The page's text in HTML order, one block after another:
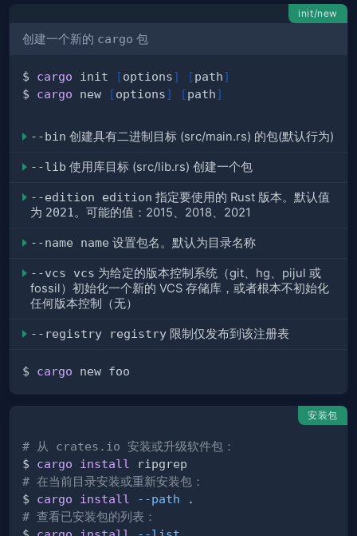
init/new
创建一个新的 cargo 包
$ cargo init [options] [path]
$ cargo new [options] [path]
--bin 创建具有二进制目标 (src/main.rs) 的包(默认行为)
--lib 使用库目标 (src/lib.rs) 创建一个包
--edition edition 指定要使用的 Rust 版本。默认值
为 2021 。可能的值：2015、2018、2021
--name name 设置包名。默认为目录名称
--vcs vcs 为给定的版本控制系统（git、hg、pijul 或
fossil）初始化一个新的 VCS 存储库，或者根本不初始化
任何版本控制（无）
--registry registry 限制仅发布到该注册表
$ cargo
安装包
# 从 crates.io 安装或升级软件包：
$ cargo install
# 在当前目录安装或重新安装包：
$ cargo install --path
.
# 查看已安装包的列表：